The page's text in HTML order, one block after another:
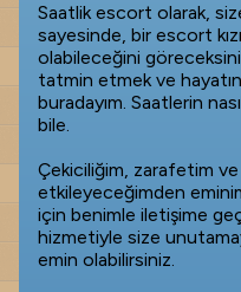
Saatlik escort olarak,
sayesinde, bir escort
olabileceğini
tatmin etmek ve
buradayım. Saatlerin
bile.
Çekiciliğim, zarafetim
etkileyeceğimden
için benimle iletişime
hizmetiyle size
emin olabilirsiniz.